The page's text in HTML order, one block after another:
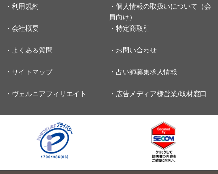
・利用規約
・個人情報の取扱いについて（会
員向け）
・会社概要
・特定商取引
・よくある質問 ・お問い合わせ
・サイトマップ ・占い師募集求人情報
・ヴェルニアフィリエイト ・広告メディア様営業/取材窓口